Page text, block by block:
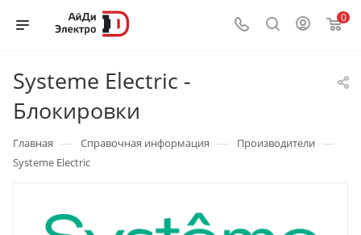
0
Systeme Electric -
Блокировки
Главная — Справочная информация — Производители —
Systeme Electric